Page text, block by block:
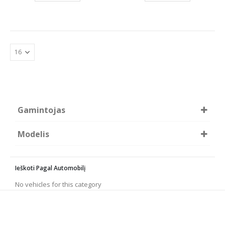
Gamintojas
SRL
HART
Modelis
Passat B5
Passat B5.5
Superb
Ieškoti Pagal Automobilį
No vehicles for this category